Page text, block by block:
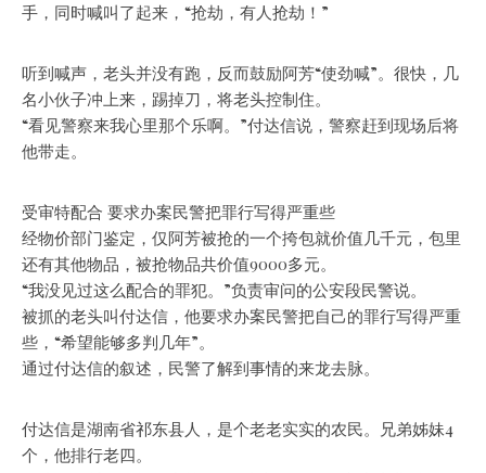
手，同时喊叫了起来，“抢劫，有人抢劫！”
听到喊声，老头并没有跑，反而鼓励阿芳“使劲喊”。很快，几
名小伙子冲上来，踢掉刀，将老头控制住。
“看见警察来我心里那个乐啊。”付达信说，警察赶到现场后将
他带走。
受审特配合 要求办案民警把罪行写得严重些
经物价部门鉴定，仅阿芳被抢的一个挎包就价值几千元，包里
还有其他物品，被抢物品共价值9000多元。
“我没见过这么配合的罪犯。”负责审问的公安段民警说。
被抓的老头叫付达信，他要求办案民警把自己的罪行写得严重
些，“希望能够多判几年”。
通过付达信的叙述，民警了解到事情的来龙去脉。
付达信是湖南省祁东县人，是个老老实实的农民。兄弟姊妹4
个，他排行老四。